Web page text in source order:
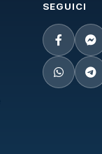
SEGUICI